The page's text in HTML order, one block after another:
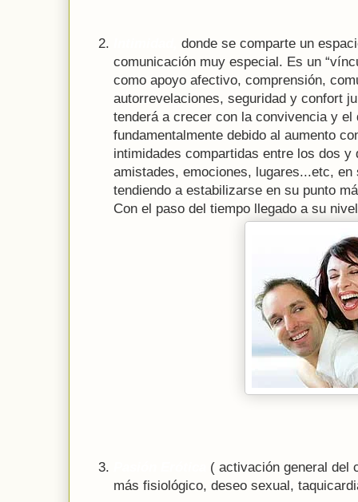
donde se comparte un
comunicación muy especial. Es un
como apoyo afectivo, comprensión,
autorrevelaciones, seguridad y confort
tenderá a crecer con la convivencia y
fundamentalmente debido al aumento
intimidades compartidas entre los dos
amistades, emociones, lugares...etc,
tendiendo a estabilizarse en su punto
Con el paso del tiempo llegado a su
( activación general del
más fisiológico, deseo sexual,